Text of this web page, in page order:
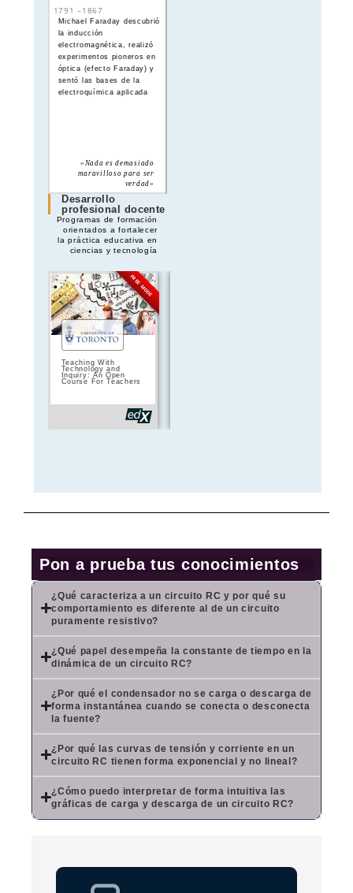
1791 –1867
Michael Faraday descubrió
la inducción
electromagnética, realizó
experimentos pioneros en
óptica (efecto Faraday) y
sentó las bases de la
electroquímica aplicada
«Nada es demasiado
maravilloso para ser
verdad»
Desarrollo
profesional docente
Programas de formación
orientados a fortalecer
la práctica educativa en
ciencias y tecnología
FREE MODE
Teaching With
Technology and
Inquiry: An Open
Course For Teachers
Pon a prueba tus conocimientos
¿Qué caracteriza a un circuito RC y por qué su
comportamiento es diferente al de un circuito
puramente resistivo?
¿Qué papel desempeña la constante de tiempo en la
dinámica de un circuito RC?
¿Por qué el condensador no se carga o descarga de
forma instantánea cuando se conecta o desconecta
la fuente?
¿Por qué las curvas de tensión y corriente en un
circuito RC tienen forma exponencial y no lineal?
¿Cómo puedo interpretar de forma intuitiva las
gráficas de carga y descarga de un circuito RC?